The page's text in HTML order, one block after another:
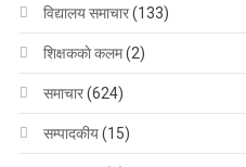
विद्यालय समाचार(133)
शिक्षककाे कलम(2)
समाचार(624)
सम्पादकीय(15)